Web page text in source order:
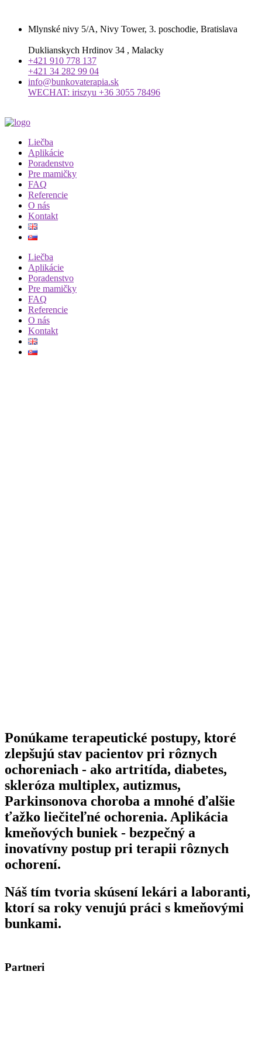
Mlynské nivy 5/A, Nivy Tower, 3. poschodie, Bratislava
Duklianskych Hrdinov 34 , Malacky
+421 910 778 137
+421 34 282 99 04
info@bunkovaterapia.sk
WECHAT: iriszyu +36 3055 78496
Liečba
Aplikácie
Poradenstvo
Pre mamičky
FAQ
Referencie
O nás
Kontakt
Liečba
Aplikácie
Poradenstvo
Pre mamičky
FAQ
Referencie
O nás
Kontakt
Ponúkame terapeutické postupy, ktoré
zlepšujú stav pacientov pri rôznych
ochoreniach - ako artritída, diabetes,
skleróza multiplex, autizmus,
Parkinsonova choroba a mnohé ďalšie
ťažko liečiteľné ochorenia. Aplikácia
kmeňových buniek - bezpečný a
inovatívny postup pri terapii rôznych
ochorení.
Náš tím tvoria skúsení lekári a laboranti,
ktorí sa roky venujú práci s kmeňovými
bunkami.
Partneri